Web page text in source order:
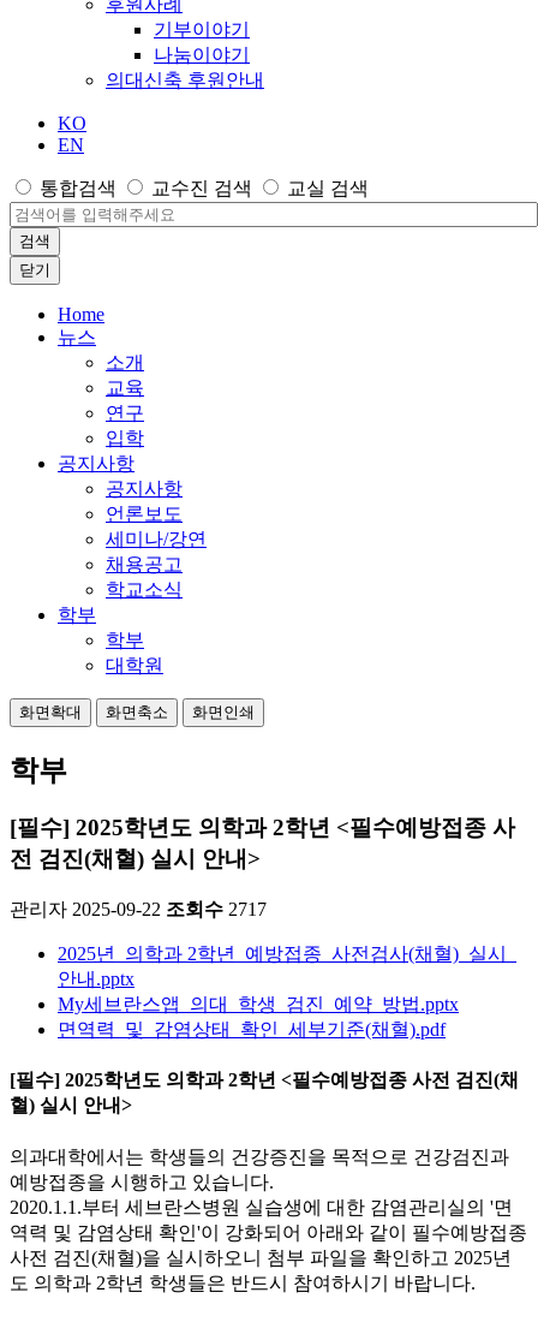
기부이야기
나눔이야기
의대신축 후원안내
KO
EN
통합검색 교수진 검색 교실 검색
검색
닫기
Home
뉴스
소개
교육
연구
입학
공지사항
공지사항
언론보도
세미나/강연
채용공고
학교소식
학부
학부
대학원
화면확대 화면축소 화면인쇄
학부
[필수] 2025학년도 의학과 2학년 <필수예방접종 사
전 검진(채혈) 실시 안내>
관리자 2025-09-22 조회수 2717
2025년_의학과 2학년_예방접종_사전검사(채혈)_실시_
안내.pptx
My세브란스앱_의대_학생_검진_예약_방법.pptx
면역력_및_감염상태_확인_세부기준(채혈).pdf
[필수] 2025학년도 의학과 2학년 <필수예방접종 사전 검진(채
혈) 실시 안내>
의과대학에서는 학생들의 건강증진을 목적으로 건강검진과
예방접종을 시행하고 있습니다.
2020.1.1.부터 세브란스병원 실습생에 대한 감염관리실의 '면
역력 및 감염상태 확인'이 강화되어 아래와 같이 필수예방접종
사전 검진(채혈)을 실시하오니 첨부 파일을 확인하고 2025년
도 의학과 2학년 학생들은 반드시 참여하시기 바랍니다.